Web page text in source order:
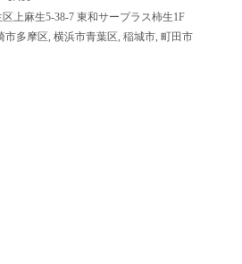
上麻生5-38-7 東和サープラス柿生1F
市多摩区, 横浜市青葉区, 稲城市, 町田市